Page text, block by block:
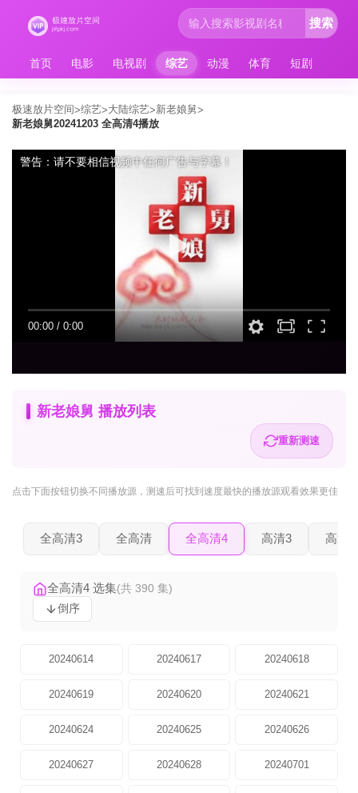
首页 电影 电视剧 综艺 动漫 体育 短剧
搜索
极速放片空间>综艺>大陆综艺>新老娘舅>
新老娘舅20241203 全高清4播放
00:00 / 0:00
警告：请不要相信视频中任何广告与字幕！
新老娘舅 播放列表
重新测速
点击下面按钮切换不同播放源 ，测速后可找到速度最快的播放源观看效果更佳
全高清3 全高清 全高清4 高清3 高清2
全高清4 选集(共 390 集)
倒序
20240614 20240617 20240618
20240619 20240620 20240621
20240624 20240625 20240626
20240627 20240628 20240701